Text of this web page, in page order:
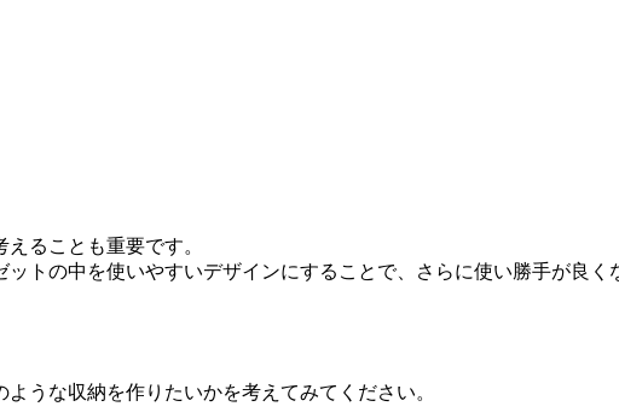
ることも重要です。
トの中を使いやすいデザインにすることで、さらに使い勝手が良く
うな収納を作りたいかを考えてみてください。